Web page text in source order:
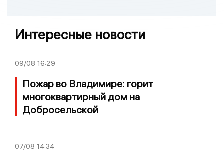
Интересные новости
09/08 16:29
Пожар во Владимире: горит
многоквартирный дом на
Добросельской
07/08 14:34